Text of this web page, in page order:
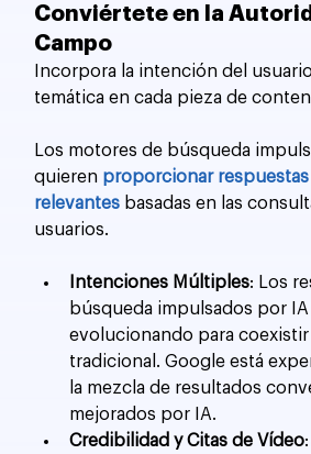
Conviértete en la
Campo
Incorpora la intención del
temática en cada pieza de
Los motores de búsqueda
quieren proporcionar
relevantes basadas en las
usuarios.
Intenciones Múltiples: Los
búsqueda impulsados por
evolucionando para
tradicional. Google está
la mezcla de resultados
mejorados por IA.
Credibilidad y Citas de Vídeo